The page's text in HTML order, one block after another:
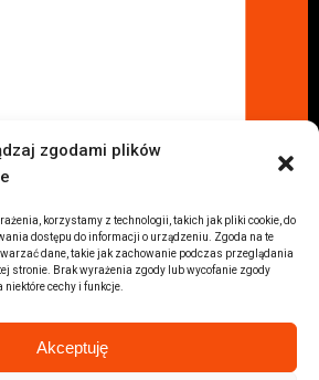
zgodami plików
korzystamy z technologii, takich jak pliki cookie, do
dostępu do informacji o urządzeniu. Zgoda na te
dane, takie jak zachowanie podczas przeglądania
stronie. Brak wyrażenia zgody lub wycofanie zgody
niektóre cechy i funkcje.
Akceptuję